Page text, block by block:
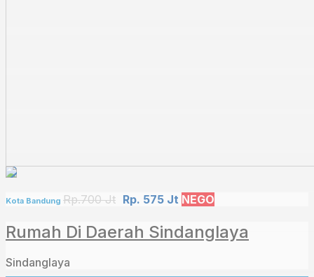
Kota Bandung Rp.700 Jt Rp. 575 Jt NEGO
Rumah Di Daerah Sindanglaya
Sindanglaya